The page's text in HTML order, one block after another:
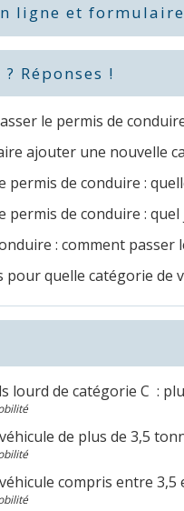
ligne et
Réponses !
le permis de
ajouter une nouvelle
permis de conduire :
permis de conduire :
: comment passer
pour quelle catégorie de
lourd de catégorie C :
de plus de 3,5
compris entre 3,5